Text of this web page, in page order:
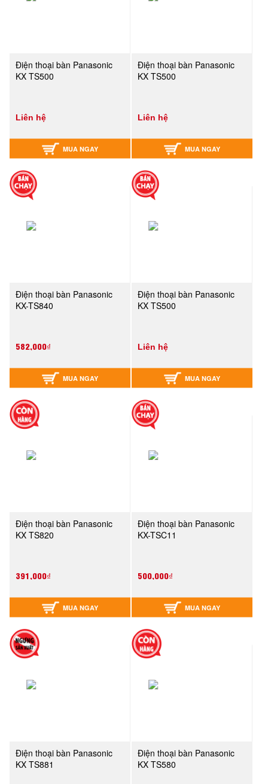
Điện thoại bàn Panasonic
KX TS500
Liên hệ
MUA NGAY
Điện thoại bàn Panasonic
KX TS500
Liên hệ
MUA NGAY
Điện thoại bàn Panasonic
KX-TS840
582,000₫
MUA NGAY
Điện thoại bàn Panasonic
KX TS500
Liên hệ
MUA NGAY
Điện thoại bàn Panasonic
KX TS820
391,000₫
MUA NGAY
Điện thoại bàn Panasonic
KX-TSC11
500,000₫
MUA NGAY
Điện thoại bàn Panasonic
KX TS881
Điện thoại bàn Panasonic
KX TS580